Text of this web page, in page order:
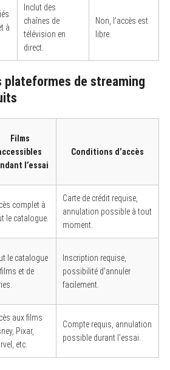
à
Inclut des
chaînes de
télévision en
direct.
Non, l’accès est
libre.
plateformes de streaming
Films
l’essai
Conditions d’accès
complet à
le catalogue.
Carte de crédit requise,
annulation possible à tout
moment.
le catalogue
et de
Inscription requise,
possibilité d’annuler
facilement.
aux films
Pixar,
etc.
Compte requis, annulation
possible durant l’essai.